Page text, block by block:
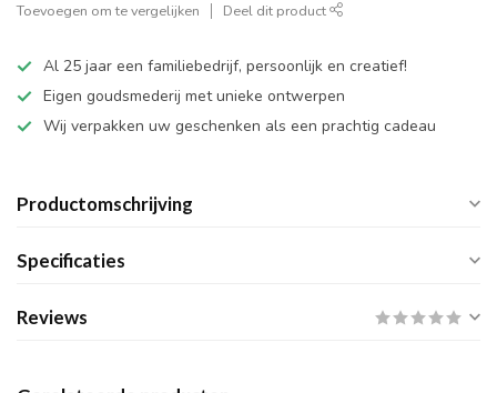
Toevoegen om te vergelijken Deel dit product
Al 25 jaar een familiebedrijf, persoonlijk en creatief!
Eigen goudsmederij met unieke ontwerpen
Wij verpakken uw geschenken als een prachtig cadeau
Productomschrijving
Specificaties
Reviews